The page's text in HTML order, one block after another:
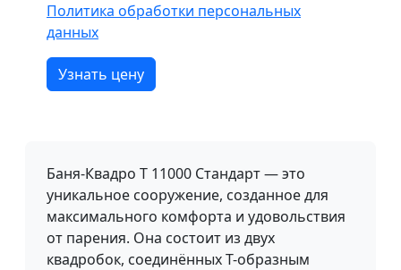
Политика обработки персональных
данных
Узнать цену
Баня-Квадро Т 11000 Стандарт — это
уникальное сооружение, созданное для
максимального комфорта и удовольствия
от парения. Она состоит из двух
квадробок, соединённых Т-образным